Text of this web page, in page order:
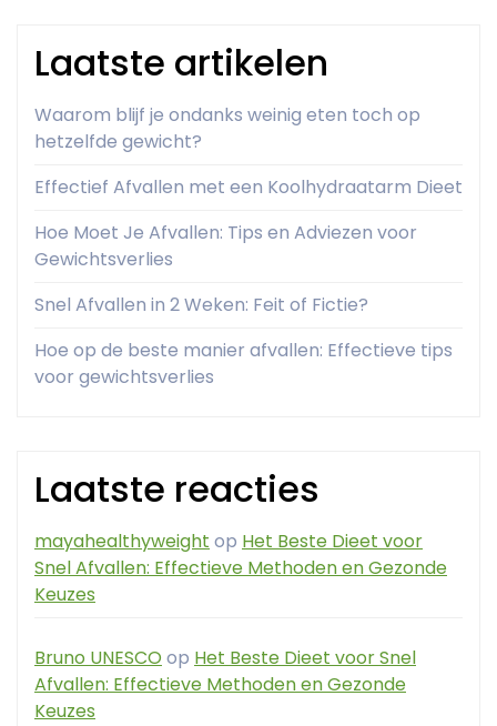
Laatste artikelen
Waarom blijf je ondanks weinig eten toch op
hetzelfde gewicht?
Effectief Afvallen met een Koolhydraatarm Dieet
Hoe Moet Je Afvallen: Tips en Adviezen voor
Gewichtsverlies
Snel Afvallen in 2 Weken: Feit of Fictie?
Hoe op de beste manier afvallen: Effectieve tips
voor gewichtsverlies
Laatste reacties
mayahealthyweight op Het Beste Dieet voor
Snel Afvallen: Effectieve Methoden en Gezonde
Keuzes
Bruno UNESCO op Het Beste Dieet voor Snel
Afvallen: Effectieve Methoden en Gezonde
Keuzes